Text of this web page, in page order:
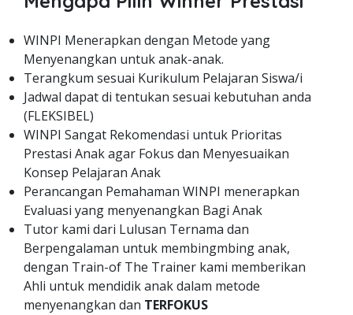
WINPI Menerapkan dengan Metode yang
Menyenangkan untuk anak-anak.
Terangkum sesuai Kurikulum Pelajaran Siswa/i
Jadwal dapat di tentukan sesuai kebutuhan anda
(FLEKSIBEL)
WINPI Sangat Rekomendasi untuk Prioritas
Prestasi Anak agar Fokus dan Menyesuaikan
Konsep Pelajaran Anak
Perancangan Pemahaman WINPI menerapkan
Evaluasi yang menyenangkan Bagi Anak
Tutor kami dari Lulusan Ternama dan
Berpengalaman untuk membingmbing anak,
dengan Train-of The Trainer kami memberikan
Ahli untuk mendidik anak dalam metode
menyenangkan dan TERFOKUS